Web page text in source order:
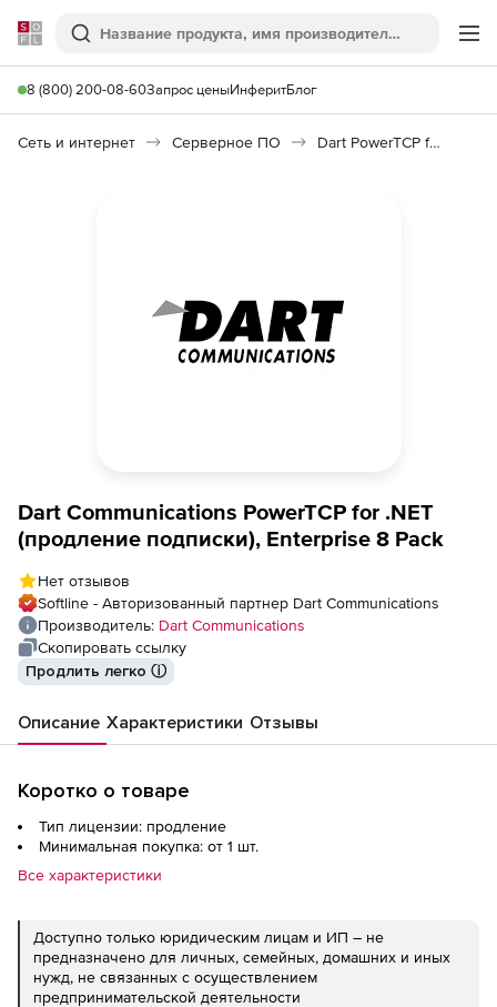
Softline
Поиск
8 (800) 200-08-60Запрос ценыИнферитБлог
Сеть и интернет Серверное ПО Dart PowerTCP for .NET
Dart Communications PowerTCP for .NET
(продление подписки), Enterprise 8 Pack
Нет отзывов
Softline - Авторизованный партнер Dart Communications
Производитель: Dart Communications
Скопировать ссылку
Продлить легко ⓘ
Описание Характеристики Отзывы
Коротко о товаре
Тип лицензии: продление
Минимальная покупка: от 1 шт.
Все характеристики
Доступно только юридическим лицам и ИП – не
предназначено для личных, семейных, домашних и иных
нужд, не связанных с осуществлением
предпринимательской деятельности